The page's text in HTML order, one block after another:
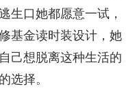
生口她都愿意一试，
基金读时装设计，她
己想脱离这种生活的
选择。